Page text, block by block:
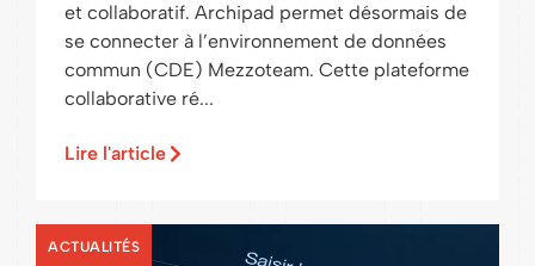
et collaboratif. Archipad permet désormais de
se connecter à l’environnement de données
commun (CDE) Mezzoteam. Cette plateforme
collaborative ré...
Lire l'article
ACTUALITÉS